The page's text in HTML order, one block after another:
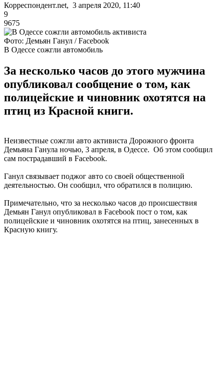
Корреспондент.net, 3 апреля 2020, 11:40
9
9675
Фото: Демьян Ганул / Facebook
В Одессе сожгли автомобиль
За несколько часов до этого мужчина
опубликовал сообщение о том, как
полицейские и чиновник охотятся на
птиц из Красной книги.
Неизвестные сожгли авто активиста Дорожного фронта
Демьяна Ганула ночью, 3 апреля, в Одессе. Об этом сообщил
сам пострадавший в Facebook.
Ганул связывает поджог авто со своей общественной
деятельностью. Он сообщил, что обратился в полицию.
Примечательно, что за несколько часов до происшествия
Демьян Ганул опубликовал в Facebook пост о том, как
полицейские и чиновник охотятся на птиц, занесенных в
Красную книгу.